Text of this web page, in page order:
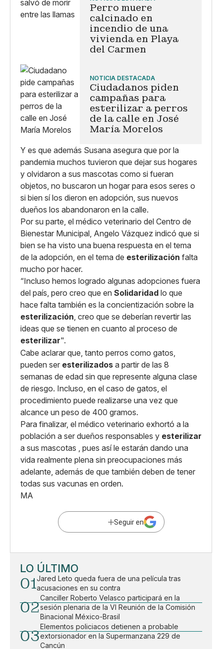
Perro muere
calcinado en
incendio de una
vivienda en Playa
del Carmen
NOTICIA DESTACADA
Ciudadanos piden
campañas para
esterilizar a perros
de la calle en José
María Morelos
Y es que además Susana asegura que por la
pandemia muchos tuvieron que dejar sus hogares
y olvidaron a sus mascotas como si fueran
objetos, no buscaron un hogar para esos seres o
si bien sí los dieron en adopción, sus nuevos
dueños los abandonaron en la calle.
Por su parte, el médico veterinario del Centro de
Bienestar Municipal, Angelo Vázquez indicó que si
bien se ha visto una buena respuesta en el tema
de la adopción, en el tema de esterilización falta
mucho por hacer.
“Incluso hemos logrado algunas adopciones fuera
del país, pero creo que en Solidaridad lo que
hace falta también es la concientización sobre la
esterilización, creo que se deberían revertir las
ideas que se tienen en cuanto al proceso de
esterilizar".
Cabe aclarar que, tanto perros como gatos,
pueden ser esterilizados a partir de las 8
semanas de edad sin que represente alguna clase
de riesgo. Incluso, en el caso de gatos, el
procedimiento puede realizarse una vez que
alcance un peso de 400 gramos.
Para finalizar, el médico veterinario exhortó a la
población a ser dueños responsables y esterilizar
a sus mascotas , pues así le estarán dando una
vida realmente plena sin preocupaciones más
adelante, además de que también deben de tener
todas sus vacunas en orden.
MA
Seguir en
LO ÚLTIMO
01Jared Leto queda fuera de una película tras
acusaciones en su contra
02
Canciller Roberto Velasco participará en la
sesión plenaria de la VI Reunión de la Comisión
Binacional México-Brasil
03
Elementos policiacos detienen a probable
extorsionador en la Supermanzana 229 de
Cancún